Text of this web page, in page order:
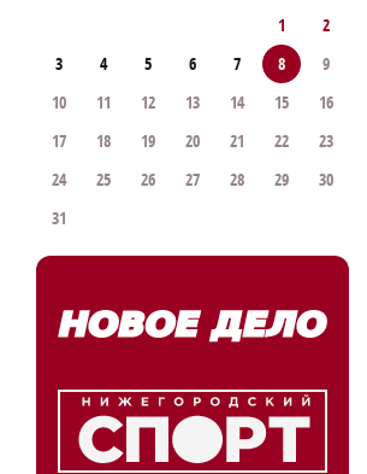
1
2
3
4 5 6 7 8
9
10
11 12 13 14 15
16
17
18 19 20 21 22
23
24
25 26 27 28 29
30
31